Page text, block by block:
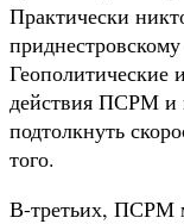
Практически
Геополитические
действия ПСРМ и
подтолкнуть
того.
В-третьих, ПСРМ